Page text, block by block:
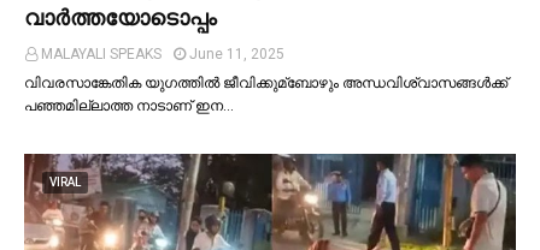
വാർത്തയോടൊപ്പം
MALAYALI SPEAKS
June 11, 2025
വിവരസാങ്കേതിക യുഗത്തില്‍ ജീവിക്കുമ്ബോഴും അന്ധവിശ്വാസങ്ങള്‍ക്ക്
പഞ്ഞമില്ലാത്ത നാടാണ് ഇന…
VIRAL